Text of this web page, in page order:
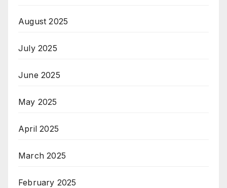
August 2025
July 2025
June 2025
May 2025
April 2025
March 2025
February 2025